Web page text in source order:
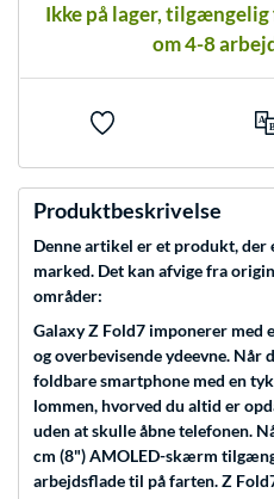
Ikke på lager,
om 4-8
Produktbeskrivelse
Denne artikel er et produkt,
marked. Det kan afvige fra
områder:
Galaxy Z Fold7 imponerer med
og overbevisende ydeevne. Når
foldbare smartphone med en
lommen, hvorved du altid er
uden at skulle åbne telefonen.
cm (8") AMOLED-skærm
arbejdsflade til på farten. Z